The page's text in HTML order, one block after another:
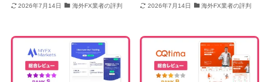
2026年7月14日 海外FX業者の評判 2026年7月14日 海外FX業者の評判